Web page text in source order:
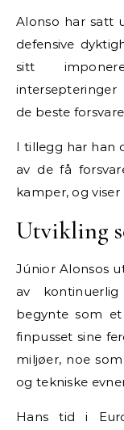
Alonso har satt
defensive
sitt
de beste
I tillegg har han
av de få
kamper, og viser
Utvikling
Júnior Alonsos
av
begynte som
finpusset sine
miljøer, noe
og tekniske
Hans tid i